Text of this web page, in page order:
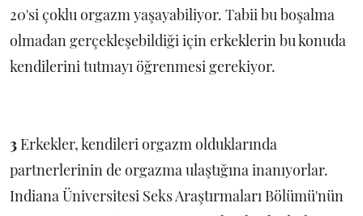
20'si çoklu orgazm yaşayabiliyor. Tabii bu boşalma
olmadan gerçekleşebildiği için erkeklerin bu konuda
kendilerini tutmayı öğrenmesi gerekiyor.
3 Erkekler, kendileri orgazm olduklarında
partnerlerinin de orgazma ulaştığına inanıyorlar.
Indiana Üniversitesi Seks Araştırmaları Bölümü'nün